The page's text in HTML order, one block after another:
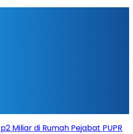
Miliar di Rumah Pejabat PUPR